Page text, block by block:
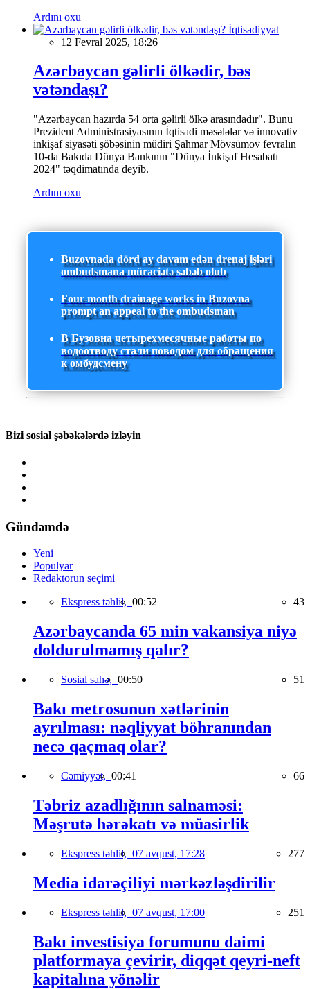
Ardını oxu
İqtisadiyyat
12 Fevral 2025, 18:26
Azərbaycan gəlirli ölkədir, bəs
vətəndaşı?
"Azərbaycan hazırda 54 orta gəlirli ölkə arasındadır". Bunu
Prezident Administrasiyasının İqtisadi məsələlər və innovativ
inkişaf siyasəti şöbəsinin müdiri Şahmar Mövsümov fevralın
10-da Bakıda Dünya Bankının "Dünya İnkişaf Hesabatı
2024" təqdimatında deyib.
Ardını oxu
Buzovnada dörd ay davam edən drenaj işləri
ombudsmana müraciətə səbəb olub
Four-month drainage works in Buzovna
prompt an appeal to the ombudsman
В Бузовна четырехмесячные работы по
водоотводу стали поводом для обращения
к омбудсмену
Bizi sosial şəbəkələrdə izləyin
Gündəmdə
Yeni
Populyar
Redaktorun seçimi
Ekspress təhlil, 00:52 43
Azərbaycanda 65 min vakansiya niyə
doldurulmamış qalır?
Sosial sahə, 00:50 51
Bakı metrosunun xətlərinin
ayrılması: nəqliyyat böhranından
necə qaçmaq olar?
Cəmiyyət, 00:41 66
Təbriz azadlığının salnaməsi:
Məşrutə hərəkatı və müasirlik
Ekspress təhlil, 07 avqust, 17:28 277
Media idarəçiliyi mərkəzləşdirilir
Ekspress təhlil, 07 avqust, 17:00 251
Bakı investisiya forumunu daimi
platformaya çevirir, diqqət qeyri-neft
kapitalına yönəlir